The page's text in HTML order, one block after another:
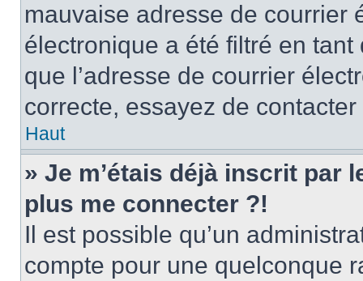
mauvaise adresse de courrier
électronique a été filtré en
que l’adresse de courrier
correcte, essayez de
Haut
» Je m’étais déjà inscrit par
plus me connecter ?!
Il est possible qu’un
compte pour une quelconque